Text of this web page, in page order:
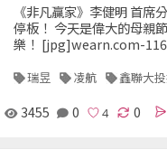
《非凡贏家》李健明 首席
停板！ 今天是偉大的母親
樂！ [jpg]wearn.com-
瑞昱 凌航 鑫聯大
3455 0 0